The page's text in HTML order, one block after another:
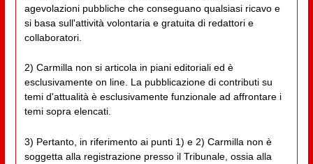
agevolazioni pubbliche che conseguano qualsiasi ricavo e
si basa sull'attività volontaria e gratuita di redattori e
collaboratori.
2) Carmilla non si articola in piani editoriali ed è
esclusivamente on line. La pubblicazione di contributi su
temi d'attualità è esclusivamente funzionale ad affrontare i
temi sopra elencati.
3) Pertanto, in riferimento ai punti 1) e 2) Carmilla non è
soggetta alla registrazione presso il Tribunale, ossia alla